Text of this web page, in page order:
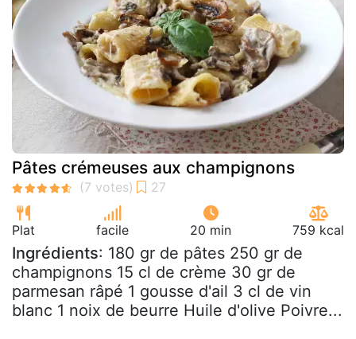
Pâtes crémeuses aux champignons
Plat facile 20 min 759 kcal
Ingrédients: 180 gr de pâtes 250 gr de
champignons 15 cl de crème 30 gr de
parmesan râpé 1 gousse d'ail 3 cl de vin
blanc 1 noix de beurre Huile d'olive Poivre...